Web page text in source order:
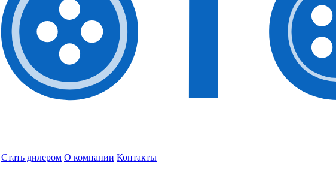
Стать дилером О компании Контакты